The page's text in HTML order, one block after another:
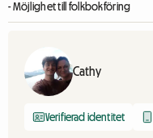
- Möjlighet till folkbokföring
Cathy
Verifierad identitet